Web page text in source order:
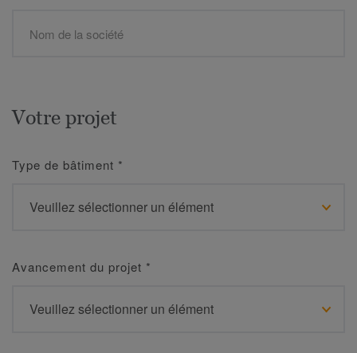
Votre projet
Type de bâtiment *
Avancement du projet *